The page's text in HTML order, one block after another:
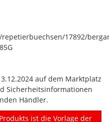
17892/
auf dem Marktplatz
Sicherheitsinformationen
Händler.
ist die Vorlage der